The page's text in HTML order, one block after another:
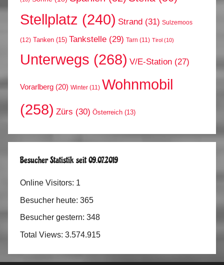
Stellplatz (240) Strand (31) Sulzemoos
(12) Tanken (15) Tankstelle (29) Tarn (11) Tirol (10)
Unterwegs (268) V/E-Station (27)
Vorarlberg (20) Winter (11) Wohnmobil
(258) Zürs (30) Österreich (13)
Besucher Statistik seit 09.07.2019
Online Visitors: 1
Besucher heute: 365
Besucher gestern: 348
Total Views: 3.574.915